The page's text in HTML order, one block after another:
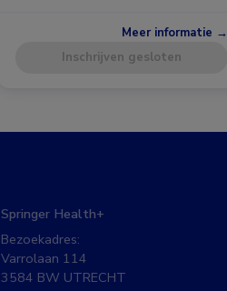
Meer informatie →
Inschrijven gesloten
Springer Health+
Bezoekadres:
Varrolaan 114
3584 BW UTRECHT